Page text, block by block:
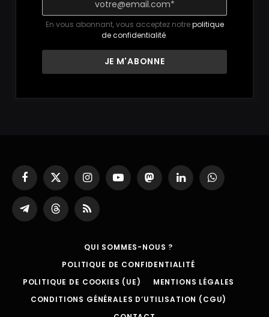
En vous abonnant, vous acceptez notrepolitique
de confidentialité.
Facebook
X
(Twitter)
InstagramYouTubeMastodonLinkedInWhatsApp
Partager
sur
ThreadsRSS
QUI SOMMES-NOUS ?
POLITIQUE DE CONFIDENTIALITÉ
POLITIQUE DE COOKIES (UE)
MENTIONS LÉGALES
CONDITIONS GÉNÉRALES D’UTILISATION (CGU)